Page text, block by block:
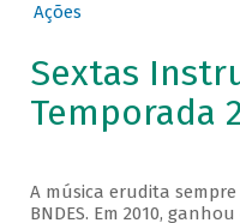
Ações
Sextas
Temporada
A música erudita
BNDES. Em 2010,